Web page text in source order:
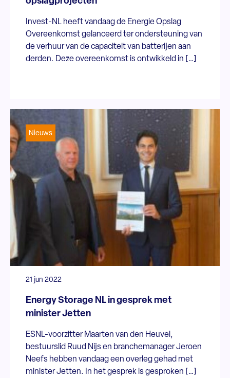
Invest-NL heeft vandaag de Energie Opslag
Overeenkomst gelanceerd ter ondersteuning van
de verhuur van de capaciteit van batterijen aan
derden. Deze overeenkomst is ontwikkeld in […]
Nieuws
21 jun 2022
Energy Storage NL in gesprek met
minister Jetten
ESNL-voorzitter Maarten van den Heuvel,
bestuurslid Ruud Nijs en branchemanager Jeroen
Neefs hebben vandaag een overleg gehad met
minister Jetten. In het gesprek is gesproken […]